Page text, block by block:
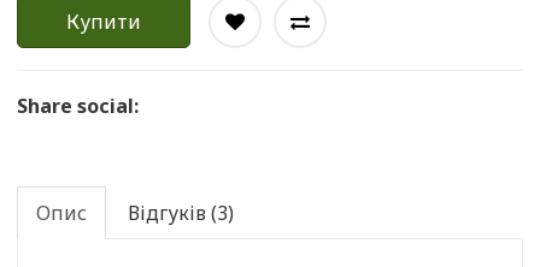
Купити
Share social:
Опис Відгуків (3)